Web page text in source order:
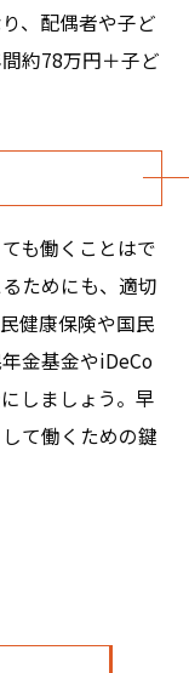
、配偶者や子ど
約78万円＋子ど
も働くことはで
ためにも、適切
健康保険や国民
金基金やiDeCo
しましょう。早
て働くための鍵